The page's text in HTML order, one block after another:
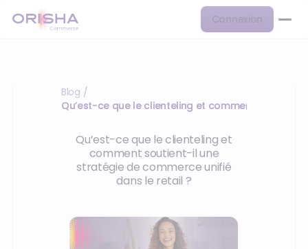
Connexion
Blog /
Qu’est-ce que le clienteling et comment soutient-
Qu’est-ce que le clienteling et
comment soutient-il une
stratégie de commerce unifié
dans le retail ?